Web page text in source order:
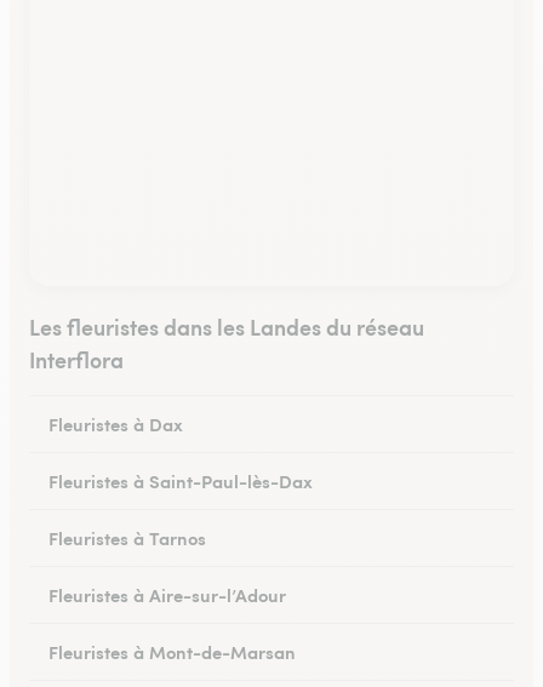
Les fleuristes dans les Landes du réseau
Interflora
Fleuristes à Dax
Fleuristes à Saint-Paul-lès-Dax
Fleuristes à Tarnos
Fleuristes à Aire-sur-l’Adour
Fleuristes à Mont-de-Marsan